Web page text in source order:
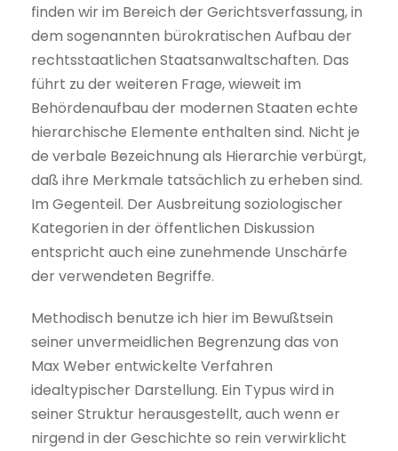
finden wir im Bereich der Gerichtsverfassung, in
dem sogenannten bürokratischen Aufbau der
rechtsstaatlichen Staatsanwaltschaften. Das
führt zu der weiteren Frage, wieweit im
Behördenaufbau der modernen Staaten echte
hierarchische Elemente enthalten sind. Nicht je
de verbale Bezeichnung als Hierarchie verbürgt,
daß ihre Merkmale tatsächlich zu erheben sind.
Im Gegenteil. Der Ausbreitung soziologischer
Kategorien in der öffentlichen Diskussion
entspricht auch eine zunehmende Unschärfe
der verwendeten Begriffe.
Methodisch benutze ich hier im Bewußtsein
seiner unvermeidlichen Begrenzung das von
Max Weber entwickelte Verfahren
idealtypischer Darstellung. Ein Typus wird in
seiner Struktur herausgestellt, auch wenn er
nirgend in der Geschichte so rein verwirklicht